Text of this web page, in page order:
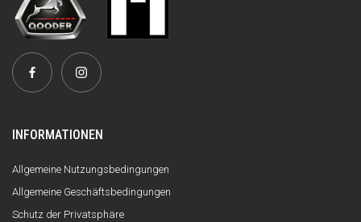
INFORMATIONEN
Allgemeine Nutzungsbedingungen
Allgemeine Geschäftsbedingungen
Schutz der Privatsphäre